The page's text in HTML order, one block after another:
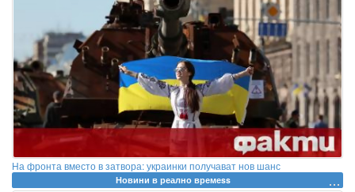
На фронта вместо в затвора: украинки получават нов шанс
Новини в реално времеss